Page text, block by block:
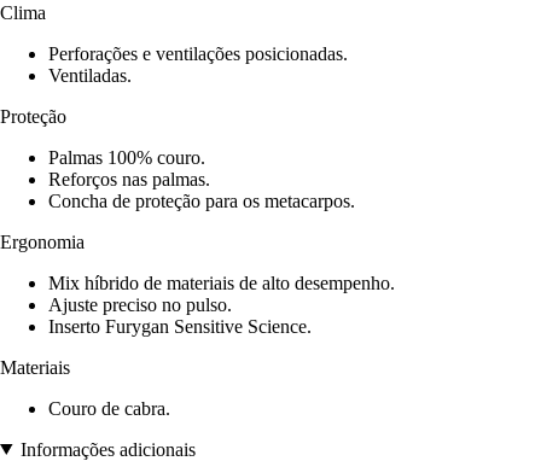
Clima
Perforações e ventilações posicionadas.
Ventiladas.
Proteção
Palmas 100% couro.
Reforços nas palmas.
Concha de proteção para os metacarpos.
Ergonomia
Mix híbrido de materiais de alto desempenho.
Ajuste preciso no pulso.
Inserto Furygan Sensitive Science.
Materiais
Couro de cabra.
Informações adicionais